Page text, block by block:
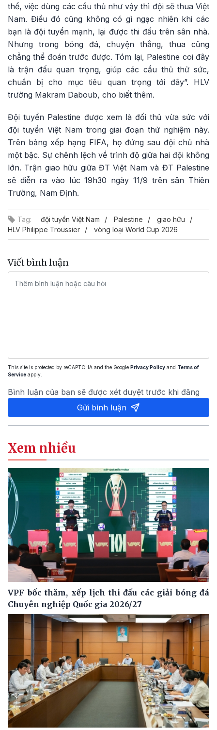
thể, việc dùng các cầu thủ như vậy thì đội sẽ thua Việt
Nam. Điều đó cũng không có gì ngạc nhiên khi các
bạn là đội tuyển mạnh, lại được thi đấu trên sân nhà.
Nhưng trong bóng đá, chuyện thắng, thua cũng
chẳng thể đoán trước được. Tóm lại, Palestine coi đây
là trận đấu quan trọng, giúp các cầu thủ thử sức,
chuẩn bị cho mục tiêu quan trọng tới đây”. HLV
trưởng Makram Daboub, cho biết thêm.
Đội tuyển Palestine được xem là đối thủ vừa sức với
đội tuyển Việt Nam trong giai đoạn thử nghiệm này.
Trên bảng xếp hạng FIFA, họ đứng sau đội chủ nhà
một bậc. Sự chênh lệch về trình độ giữa hai đội không
lớn. Trận giao hữu giữa ĐT Việt Nam và ĐT Palestine
sẽ diễn ra vào lúc 19h30 ngày 11/9 trên sân Thiên
Trường, Nam Định.
Tag: đội tuyển Việt Nam Palestine
giao hữu
HLV Philippe Troussier
vòng loại World Cup 2026
Viết bình luận
This site is protected by reCAPTCHA and the Google Privacy Policy and Terms of
Service apply.
Bình luận của bạn sẽ được xét duyệt trước khi đăng
Gửi bình luận
Xem nhiều
VPF bốc thăm, xếp lịch thi đấu các giải bóng đá
Chuyên nghiệp Quốc gia 2026/27